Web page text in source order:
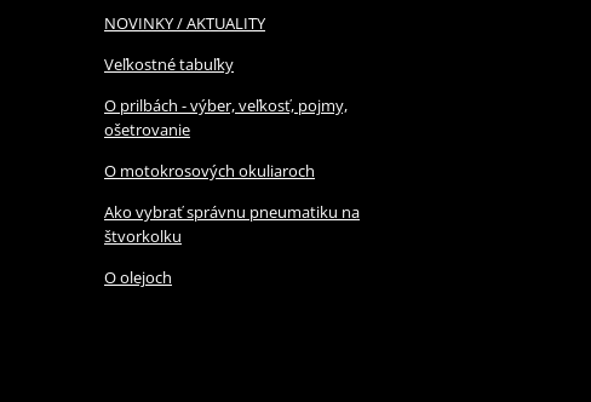
NOVINKY / AKTUALITY
Veľkostné tabuľky
O prilbách - výber, veľkosť, pojmy,
ošetrovanie
O motokrosových okuliaroch
Ako vybrať správnu pneumatiku na
štvorkolku
O olejoch